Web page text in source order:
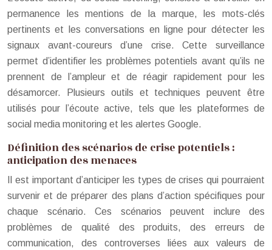
permanence les mentions de la marque, les mots-clés
pertinents et les conversations en ligne pour détecter les
signaux avant-coureurs d’une crise. Cette surveillance
permet d’identifier les problèmes potentiels avant qu’ils ne
prennent de l’ampleur et de réagir rapidement pour les
désamorcer. Plusieurs outils et techniques peuvent être
utilisés pour l’écoute active, tels que les plateformes de
social media monitoring et les alertes Google.
Définition des scénarios de crise potentiels :
anticipation des menaces
Il est important d’anticiper les types de crises qui pourraient
survenir et de préparer des plans d’action spécifiques pour
chaque scénario. Ces scénarios peuvent inclure des
problèmes de qualité des produits, des erreurs de
communication, des controverses liées aux valeurs de